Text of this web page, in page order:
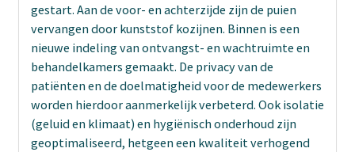
gestart. Aan de voor- en achterzijde zijn de puien
vervangen door kunststof kozijnen. Binnen is een
nieuwe indeling van ontvangst- en wachtruimte en
behandelkamers gemaakt. De privacy van de
patiënten en de doelmatigheid voor de medewerkers
worden hierdoor aanmerkelijk verbeterd. Ook isolatie
(geluid en klimaat) en hygiënisch onderhoud zijn
geoptimaliseerd, hetgeen een kwaliteit verhogend